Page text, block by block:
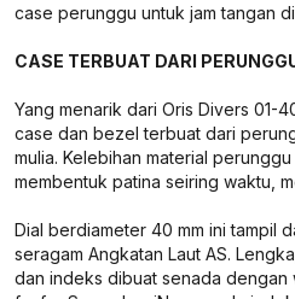
case perunggu untuk jam tangan
CASE TERBUAT DARI
Yang menarik dari Oris Divers 01-
case dan bezel terbuat dari
mulia. Kelebihan material
membentuk patina seiring waktu,
Dial berdiameter 40 mm ini tampil
seragam Angkatan Laut AS.
dan indeks dibuat senada dengan